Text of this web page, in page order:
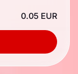
0.05 EUR